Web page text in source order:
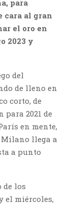
para
cara al gran
el oro en
2023 y
del
de lleno en
corto, de
2021 de
en mente,
llega a
a punto
de los
el miércoles,